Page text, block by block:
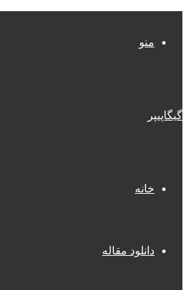
منو
گیگاپیپر
خانه
دانلود مقاله